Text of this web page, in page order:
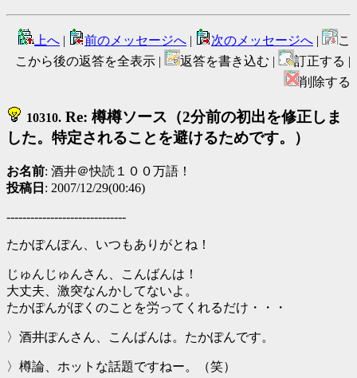
上へ | 前のメッセージへ | 次のメッセージへ |
こ
こから後の返答を全表示 |
返答を書き込む |
訂正する |
削除する
10310. Re: 樽樽ソース（2分前の初出を修正しま
した。特定されることを避けるためです。）
お名前: 酒井＠快読１００万語！
投稿日 : 2007/12/29(00:46)
------------------------------
たかぽんぽん、いつもありがとね！
じゅんじゅんさん、こんばんは！
大丈夫、激突なんかしてないよ。
たかぽんがぼくのことを労ってくれるだけ・・・
〉酒井ぽんさん、こんばんは。たかぽんです。
〉樽論、ホットな話題ですねー。（笑）